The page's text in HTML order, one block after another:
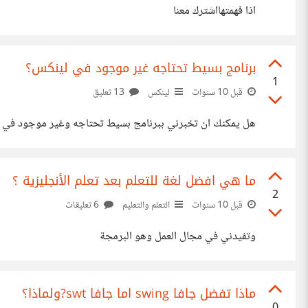
اذا فهمتهااشترك معنا
1
برنامج بسيط تحتاجه غير موجود في لينكس؟
قبل 10 سنوات لينكس
هل يمكنك ان تخبرني ببرنامج بسيط تحتاجه وغير موجود
2
ما هي افضل لغة للتعلم بعد تعلم الأنجليزية ؟
قبل 10 سنوات التعلم والتعليم
وتفيدني في مجال العمل وهو البرمجة
ماذا تفضل جافا swing اما جافا swt?ولماذا؟